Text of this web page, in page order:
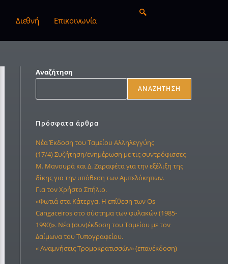
Διεθνή Επικοινωνία
Αναζήτηση
ΑΝΑΖΉΤΗΣΗ
Πρόσφατα άρθρα
Νέα Έκδοση του Ταμείου Αλληλεγγύης
(17/4) Συζήτηση/ενημέρωση με τις συντρόφισσες
Μ. Μανουρά και Δ. Ζαραφέτα για την εξέλιξη της
δίκης για την υπόθεση των Αμπελόκηπων.
Για τον Χρήστο Σπήλιο.
«Φωτιά στα Κάτεργα. Η επίθεση των Os
Cangaceiros στο σύστημα των φυλακών (1985-
1990)». Νέα (συν)έκδοση του Ταμείου με τον
Δαίμωνα του Τυπογραφείου.
« Αναμνήσεις Τρομοκρατισσών» (επανέκδοση)